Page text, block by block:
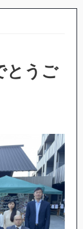
とうご